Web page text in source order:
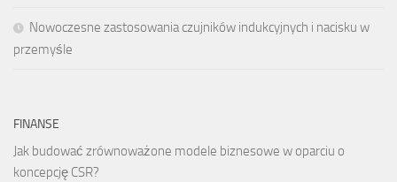
Nowoczesne zastosowania czujników indukcyjnych i nacisku w
przemyśle
FINANSE
Jak budować zrównoważone modele biznesowe w oparciu o
koncepcję CSR?